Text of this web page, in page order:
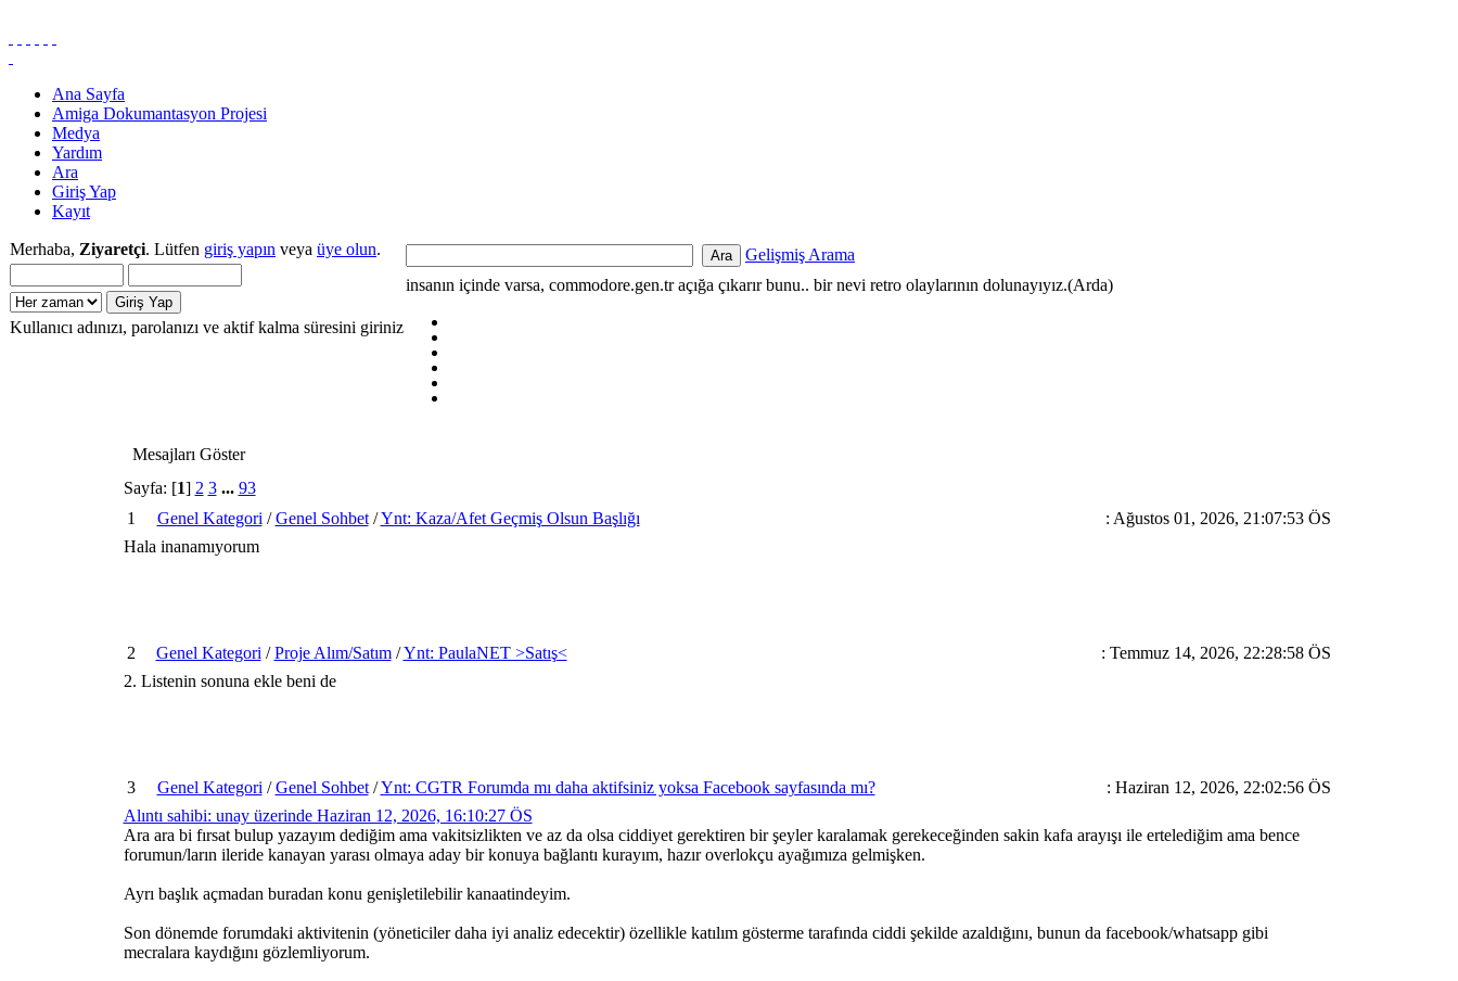
Ana Sayfa
Amiga Dokumantasyon Projesi
Medya
Yardım
Ara
Giriş Yap
Kayıt
Merhaba, Ziyaretçi. Lütfen giriş yapın veya üye olun.
Kullanıcı adınızı, parolanızı ve aktif kalma süresini giriniz
Gelişmiş Arama
insanın içinde varsa, commodore.gen.tr açığa çıkarır bunu.. bir nevi retro olaylarının dolunayıyız.(Arda)
Mesajları Göster
Sayfa: [1] 2 3 ... 93
1
Genel Kategori /Genel Sohbet/Ynt: Kaza/Afet Geçmiş Olsun Başlığı
: Ağustos 01, 2026, 21:07:53 ÖS
Hala inanamıyorum
2 Genel Kategori /Proje Alım/Satım/Ynt: PaulaNET >Satış<
: Temmuz 14, 2026, 22:28:58 ÖS
2. Listenin sonuna ekle beni de
3 Genel Kategori /Genel Sohbet/Ynt: CGTR Forumda mı daha aktifsiniz yoksa Facebook sayfasında mı?
: Haziran 12, 2026, 22:02:56 ÖS
Alıntı sahibi: unay üzerinde Haziran 12, 2026, 16:10:27 ÖS
Ara ara bi fırsat bulup yazayım dediğim ama vakitsizlikten ve az da olsa ciddiyet gerektiren bir şeyler karalamak gerekeceğinden sakin kafa arayışı ile ertelediğim ama bence
forumun/ların ileride kanayan yarası olmaya aday bir konuya bağlantı kurayım, hazır overlokçu ayağımıza gelmişken.
Ayrı başlık açmadan buradan konu genişletilebilir kanaatindeyim.
Son dönemde forumdaki aktivitenin (yöneticiler daha iyi analiz edecektir) özellikle katılım gösterme tarafında ciddi şekilde azaldığını, bunun da facebook/whatsapp gibi
mecralara kaydığını gözlemliyorum.